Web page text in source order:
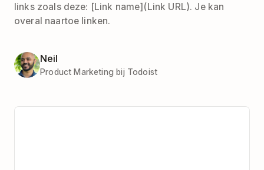
links zoals deze: [Link name](Link URL). Je kan
overal naartoe linken.
Neil
Product Marketing bij Todoist